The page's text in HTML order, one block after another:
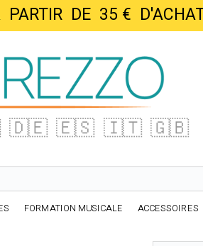
PARTIR DE 35 €
🇩🇪 🇪🇸 🇮🇹 🇬🇧
FORMATION MUSICALE ACCESSOIRES